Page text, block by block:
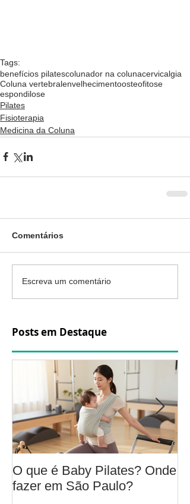
Tags:
benefícios pilatescolunador na colunacervicalgia
Coluna vertebralenvelhecimentoosteofitose
espondilose
Pilates
Fisioterapia
Medicina da Coluna
Comentários
Escreva um comentário
Posts em Destaque
O que é Baby Pilates? Onde
fazer em São Paulo?